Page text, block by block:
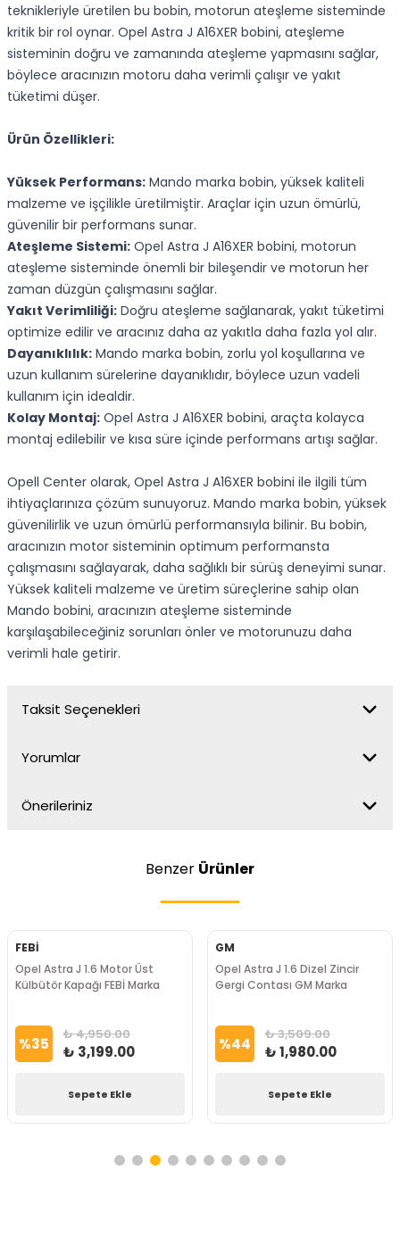
teknikleriyle üretilen bu bobin, motorun ateşleme sisteminde
kritik bir rol oynar. Opel Astra J A16XER bobini, ateşleme
sisteminin doğru ve zamanında ateşleme yapmasını sağlar,
böylece aracınızın motoru daha verimli çalışır ve yakıt
tüketimi düşer.
Ürün Özellikleri:
Yüksek Performans: Mando marka bobin, yüksek kaliteli
malzeme ve işçilikle üretilmiştir. Araçlar için uzun ömürlü,
güvenilir bir performans sunar.
Ateşleme Sistemi: Opel Astra J A16XER bobini, motorun
ateşleme sisteminde önemli bir bileşendir ve motorun her
zaman düzgün çalışmasını sağlar.
Yakıt Verimliliği: Doğru ateşleme sağlanarak, yakıt tüketimi
optimize edilir ve aracınız daha az yakıtla daha fazla yol alır.
Dayanıklılık: Mando marka bobin, zorlu yol koşullarına ve
uzun kullanım sürelerine dayanıklıdır, böylece uzun vadeli
kullanım için idealdir.
Kolay Montaj: Opel Astra J A16XER bobini, araçta kolayca
montaj edilebilir ve kısa süre içinde performans artışı sağlar.
Opell Center olarak, Opel Astra J A16XER bobini ile ilgili tüm
ihtiyaçlarınıza çözüm sunuyoruz. Mando marka bobin, yüksek
güvenilirlik ve uzun ömürlü performansıyla bilinir. Bu bobin,
aracınızın motor sisteminin optimum performansta
çalışmasını sağlayarak, daha sağlıklı bir sürüş deneyimi sunar.
Yüksek kaliteli malzeme ve üretim süreçlerine sahip olan
Mando bobini, aracınızın ateşleme sisteminde
karşılaşabileceğiniz sorunları önler ve motorunuzu daha
verimli hale getirir.
Taksit Seçenekleri
Yorumlar
Önerileriniz
Benzer Ürünler
FEBİ
Opel Astra J 1.6 Motor Üst
Külbütör Kapağı FEBİ Marka
%35 ₺ 4,950.00
₺ 3,199.00
Sepete Ekle
GM
Opel Astra J 1.6 Dizel Zincir
Gergi Contası GM Marka
%44 ₺ 3,509.00
₺ 1,980.00
Sepete Ekle